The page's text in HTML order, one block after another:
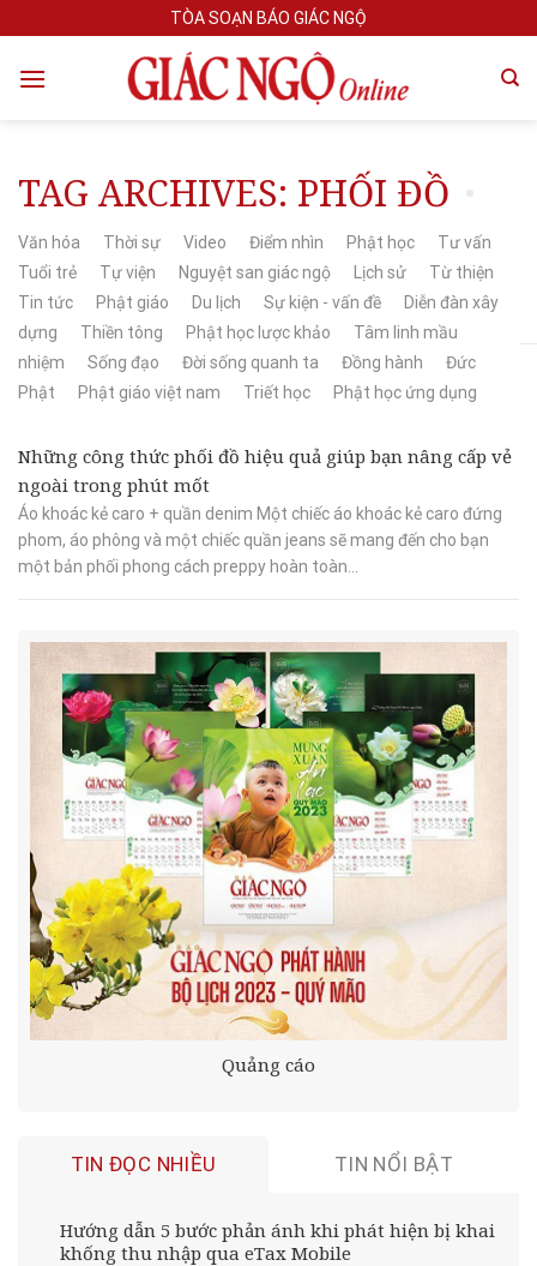
to
content
TÒA SOẠN BÁO GIÁC NGỘ
TAG ARCHIVES: PHỐI ĐỒ
Văn hóa Thời sự Video Điểm nhìn Phật học
Tư vấn
Tuổi trẻ
Tự viện Nguyệt san giác ngộ Lịch sử
Từ thiện
Tin tức
Phật giáo Du lịch Sự kiện - vấn đề
Diễn đàn xây
dựng
Thiền tông Phật học lược khảo
Tâm linh mầu
nhiệm
Sống đạo Đời sống quanh ta Đồng hành
Đức
Phật
Phật giáo việt nam Triết học Phật học ứng dụng
Những công thức phối đồ hiệu quả giúp bạn nâng cấp vẻ
ngoài trong phút mốt
Áo khoác kẻ caro + quần denim Một chiếc áo khoác kẻ caro đứng
phom, áo phông và một chiếc quần jeans sẽ mang đến cho bạn
một bản phối phong cách preppy hoàn toàn...
Quảng cáo
TIN ĐỌC NHIỀU TIN NỔI BẬT
Hướng dẫn 5 bước phản ánh khi phát hiện bị khai
khống thu nhập qua eTax Mobile